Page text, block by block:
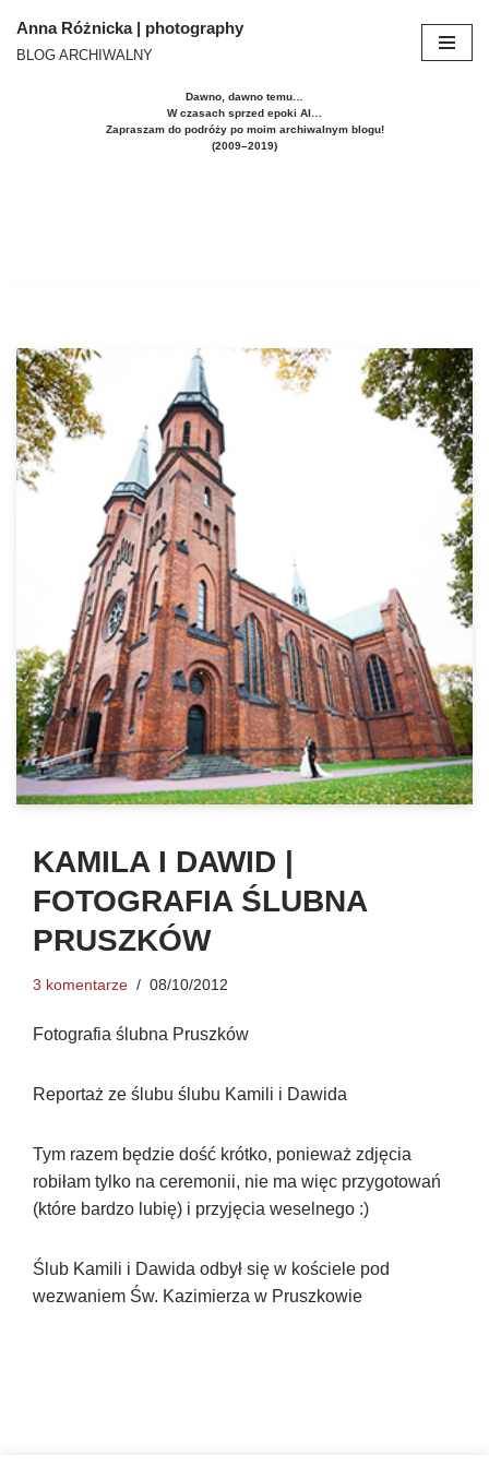
Przejdź
Anna Różnicka | photography
BLOG ARCHIWALNY
Dawno, dawno temu…
W czasach sprzed epoki AI…
Zapraszam do podróży po moim archiwalnym blogu!
(2009–2019)
KAMILA I DAWID |
FOTOGRAFIA ŚLUBNA
PRUSZKÓW
3 komentarze 08/10/2012
Fotografia ślubna Pruszków
Reportaż ze ślubu ślubu Kamili i Dawida
Tym razem będzie dość krótko, ponieważ zdjęcia
robiłam tylko na ceremonii, nie ma więc przygotowań
(które bardzo lubię) i przyjęcia weselnego :)
Ślub Kamili i Dawida odbył się w kościele pod
wezwaniem Św. Kazimierza w Pruszkowie